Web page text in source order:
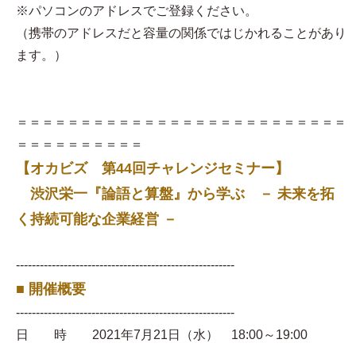
※パソコンのアドレスでご登録ください。
（携帯のアドレスだと容量の関係ではじかれることがあり
ます。）
＝＝＝＝＝＝＝＝＝＝＝＝＝＝＝＝＝＝＝＝＝＝＝＝＝＝
＝＝＝＝＝＝＝＝＝＝
【オカビズ 第44回チャレンジセミナー】
渋沢栄一『論語と算盤』から学ぶ － 未来を拓
く持続可能な企業経営 －
-------------------------------------------------------
■ 開催概要
-------------------------------------------------------
日 時 2021年7月21日（水） 18:00～19:00